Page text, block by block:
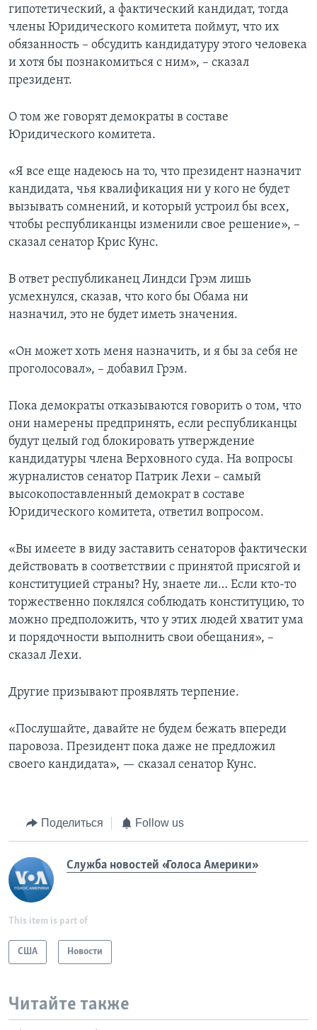
гипотетический, а фактический кандидат, тогда
члены Юридического комитета поймут, что их
обязанность – обсудить кандидатуру этого человека
и хотя бы познакомиться с ним», – сказал
президент.
О том же говорят демократы в составе
Юридического комитета.
«Я все еще надеюсь на то, что президент назначит
кандидата, чья квалификация ни у кого не будет
вызывать сомнений, и который устроил бы всех,
чтобы республиканцы изменили свое решение», –
сказал сенатор Крис Кунс.
В ответ республиканец Линдси Грэм лишь
усмехнулся, сказав, что кого бы Обама ни
назначил, это не будет иметь значения.
«Он может хоть меня назначить, и я бы за себя не
проголосовал», – добавил Грэм.
Пока демократы отказываются говорить о том, что
они намерены предпринять, если республиканцы
будут целый год блокировать утверждение
кандидатуры члена Верховного суда. На вопросы
журналистов сенатор Патрик Лехи – самый
высокопоставленный демократ в составе
Юридического комитета, ответил вопросом.
«Вы имеете в виду заставить сенаторов фактически
действовать в соответствии с принятой присягой и
конституцией страны? Ну, знаете ли… Если кто-то
торжественно поклялся соблюдать конституцию, то
можно предположить, что у этих людей хватит ума
и порядочности выполнить свои обещания», –
сказал Лехи.
Другие призывают проявлять терпение.
«Послушайте, давайте не будем бежать впереди
паровоза. Президент пока даже не предложил
своего кандидата», — сказал сенатор Кунс.
Поделиться Follow us
Служба новостей «Голоса Америки»
This item is part of
США Новости
Читайте также